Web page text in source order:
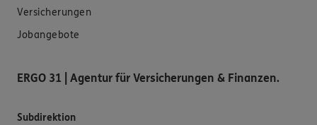
Versicherungen
Jobangebote
ERGO 31 | Agentur für Versicherungen & Finanzen.
Subdirektion